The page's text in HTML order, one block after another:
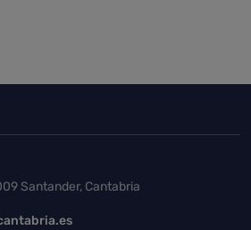
de página
Santander, Cantabria